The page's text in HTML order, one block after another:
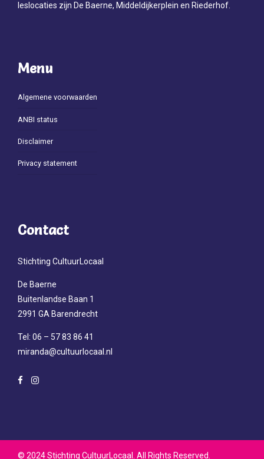
leslocaties zijn De Baerne, Middeldijkerplein en Riederhof.
Menu
Algemene voorwaarden
ANBI status
Disclaimer
Privacy statement
Contact
Stichting CultuurLocaal
De Baerne
Buitenlandse Baan 1
2991 GA Barendrecht
Tel: 06 – 57 83 86 41
miranda@cultuurlocaal.nl
© 2024 Stichting CultuurLocaal. All Rights Reserved.